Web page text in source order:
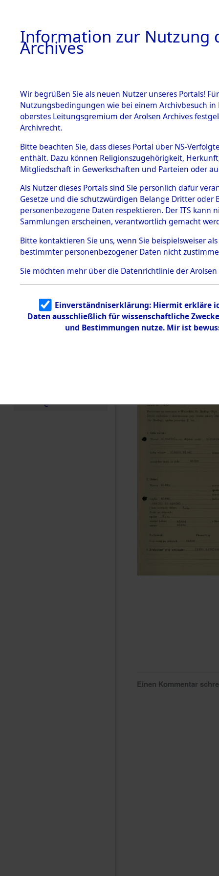
BESTÄNDE
1.
mente
5. Verschiedenes
5.3
Todesmärsche
5.3.1 Alliierte
Erhebungen
zu
Todesmärsch
en
5.3.2
Identifizierun
g
5.3.3
Todesmärsch
e
auf dem
zur
Roding)
Leben
0001
Einen Kommentar
Information zur Nutzung
Archives
Wir begrüßen Sie als neuen Nutzer unseres Portals!
Nutzungsbedingungen wie bei einem Archivbesuch
oberstes Leitungsgremium der Arolsen Archives
Archivrecht.
Bitte beachten Sie, dass dieses Portal über NS-
enthält. Dazu können Religionszugehörigkeit,
Mitgliedschaft in Gewerkschaften und Parteien oder
Als Nutzer dieses Portals sind Sie persönlich dafür
Gesetze und die schutzwürdigen Belange Dritter
personenbezogene Daten respektieren. Der ITS
Sammlungen erscheinen, verantwortlich gemacht
Bitte kontaktieren Sie uns, wenn Sie beispielsweiser
bestimmter personenbezogener Daten nicht
Sie möchten mehr über die Datenrichtlinie der Arolsen
Einverständniserklärung: Hiermit erkläre
Daten ausschließlich für wissenschaftliche
und Bestimmungen nutze. Mir ist